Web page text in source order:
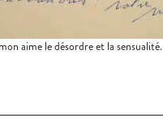
aime le désordre et la sensualité.